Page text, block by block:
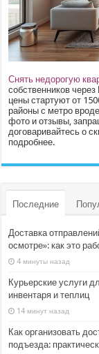
Снять недорогую
собственников
цены стартуют от
районы с метро
фото и отзывы,
договаривайтесь о
подробнее.
Последние
Доставка
осмотре»: как это
4 минуты назад
Курьерские услуги
инвентаря и теплиц
14 минут назад
Как организовать
подъезда: